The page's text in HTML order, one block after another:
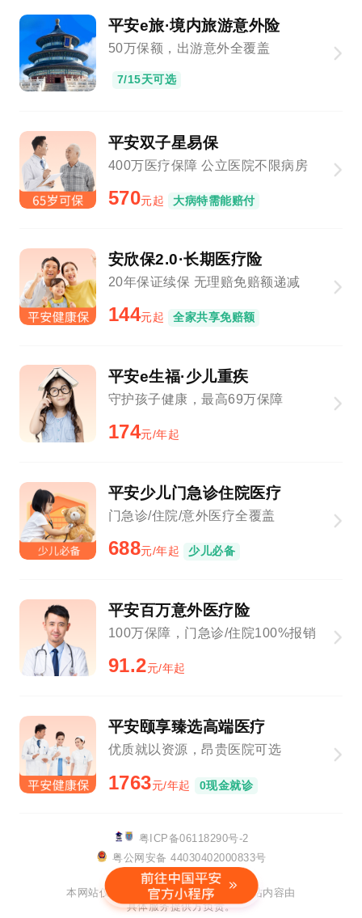
平安e旅·境内旅游意外险
50万保额，出游意外全覆盖
7/15天可选
平安双子星易保
400万医疗保障 公立医院不限病房
570元起 大病特需能赔付
安欣保2.0·长期医疗险
20年保证续保 无理赔免赔额递减
144元起 全家共享免赔额
平安e生福·少儿重疾
守护孩子健康，最高69万保障
174元/年起
平安少儿门急诊住院医疗
门急诊/住院/意外医疗全覆盖
688元/年起 少儿必备
平安百万意外医疗险
100万保障，门急诊/住院100%报销
91.2元/年起
平安颐享臻选高端医疗
优质就以资源，昂贵医院可选
1763元/年起 0现金就诊
粤ICP备06118290号-2
粤公网安备 44030402000833号
该网站已支持IPv6
本网站仅提供链接服务及技术支持，网站内容由
具体服务提供方负责。